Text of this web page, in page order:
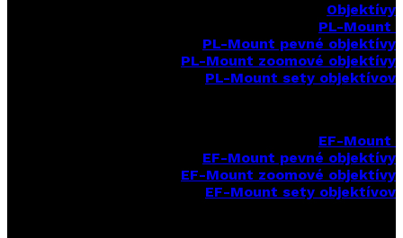
Objektívy
PL-Mount
PL-Mount pevné objektívy
PL-Mount zoomové objektívy
PL-Mount sety objektívov
EF-Mount
EF-Mount pevné objektívy
EF-Mount zoomové objektívy
EF-Mount sety objektívov